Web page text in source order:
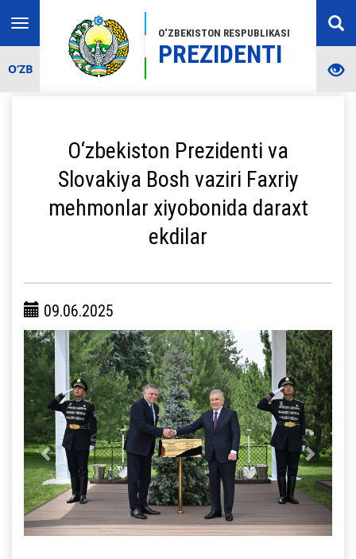
O‘ZBEKISTON RESPUBLIKASI
PREZIDENTI
Toggle
navigation
O‘ZB
O‘zbekiston Prezidenti va
Slovakiya Bosh vaziri Faxriy
mehmonlar xiyobonida daraxt
ekdilar
09.06.2025